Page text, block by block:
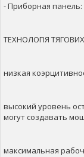
- Приборная
ТЕХНОЛОГІЯ
низкая
высокий уровень
могут создавать
максимальная